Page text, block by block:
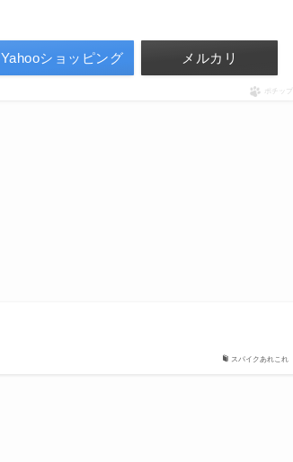
Yahooショッピング メルカリ
ポチップ
スパイクあれこれ